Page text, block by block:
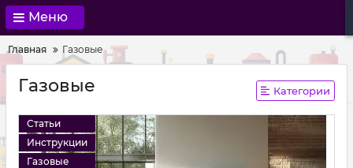
Меню
Главная Газовые
Газовые Категории
Статьи
Инструкции
Газовые